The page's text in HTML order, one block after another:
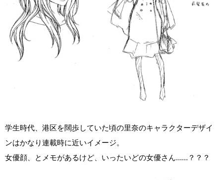
学生時代、港区を闊歩していた頃の里奈のキャラクターデザイ
ンはかなり連載時に近いイメージ。
女優顔、とメモがあるけど、いったいどの女優さん……？？？